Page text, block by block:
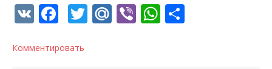
VK Facebook
Twitter
Mail.Ru
ViberWhatsApp
Комментировать